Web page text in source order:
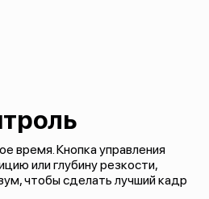
время. Кнопка управления
или глубину резкости,
чтобы сделать лучший кадр